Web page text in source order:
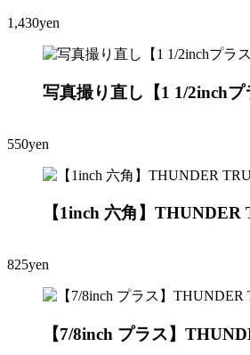
1,430yen
写真撮り直し【1 1/2inch
550yen
【1inch 六角】
825yen
【7/8inch プラス】